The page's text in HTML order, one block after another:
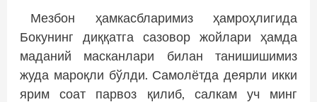
Мезбон ҳамкасбларимиз ҳамроҳлигида
Бокунинг диққатга сазовор жойлари ҳамда
маданий масканлари билан танишишимиз
жуда мароқли бўлди. Самолётда деярли икки
ярим соат парвоз қилиб, салкам уч минг